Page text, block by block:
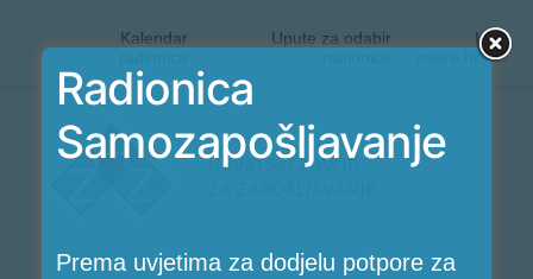
Kalendar
Upute za odabir
|
mjere.hr
Preskoči
Radionice
Radionica
Samozapošljavanje
Prema uvjetima za dodjelu potpore za